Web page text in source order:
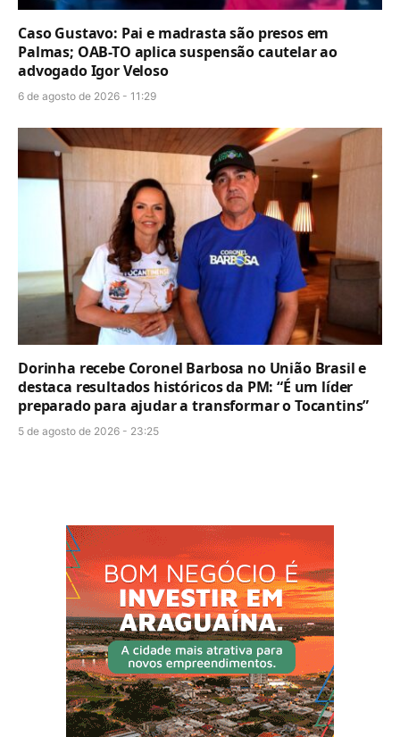
Caso Gustavo: Pai e madrasta são presos em
Palmas; OAB-TO aplica suspensão cautelar ao
advogado Igor Veloso
6 de agosto de 2026 - 11:29
Dorinha recebe Coronel Barbosa no União Brasil e
destaca resultados históricos da PM: “É um líder
preparado para ajudar a transformar o Tocantins”
5 de agosto de 2026 - 23:25